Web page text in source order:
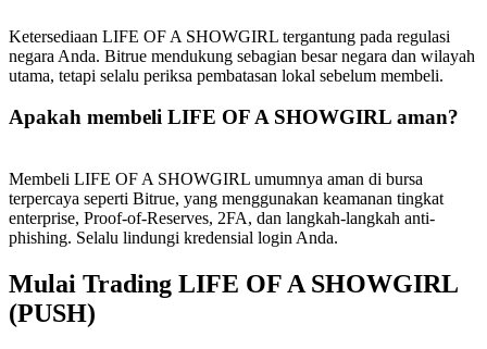
Ketersediaan LIFE OF A SHOWGIRL tergantung pada regulasi
negara Anda. Bitrue mendukung sebagian besar negara dan wilayah
utama, tetapi selalu periksa pembatasan lokal sebelum membeli.
Apakah membeli LIFE OF A SHOWGIRL aman?
Membeli LIFE OF A SHOWGIRL umumnya aman di bursa
terpercaya seperti Bitrue, yang menggunakan keamanan tingkat
enterprise, Proof-of-Reserves, 2FA, dan langkah-langkah anti-
phishing. Selalu lindungi kredensial login Anda.
Mulai Trading LIFE OF A SHOWGIRL
(PUSH)